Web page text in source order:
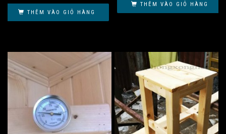
THÊM VÀO GIỎ HÀNG
THÊM VÀO GIỎ HÀNG